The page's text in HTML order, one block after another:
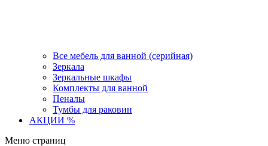
Все мебель для ванной (серийная)
Зеркала
Зеркальные шкафы
Комплекты для ванной
Пеналы
Тумбы для раковин
АКЦИИ %
Меню страниц